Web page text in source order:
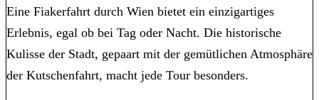
Eine Fiakerfahrt durch Wien bietet ein einzigartiges
Erlebnis, egal ob bei Tag oder Nacht. Die historische
Kulisse der Stadt, gepaart mit der gemütlichen Atmosphäre
der Kutschenfahrt, macht jede Tour besonders.